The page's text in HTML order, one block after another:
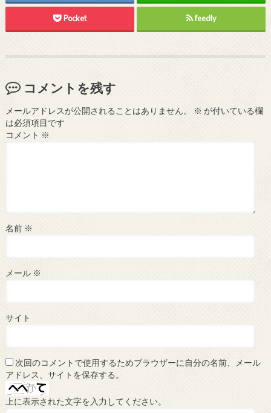
Pocket feedly
コメントを残す
メールアドレスが公開されることはありません。 ※ が付いている欄
は必須項目です
コメント ※
名前 ※
メール ※
サイト
次回のコメントで使用するためブラウザーに自分の名前、メール
アドレス、サイトを保存する。
上に表示された文字を入力してください。